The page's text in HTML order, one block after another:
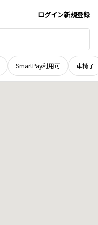
ログイン新規登録
SmartPay利用可 車椅子